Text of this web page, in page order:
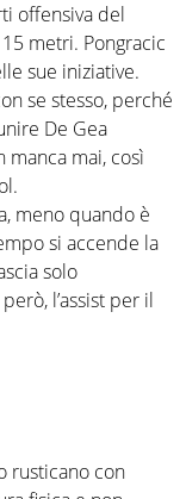
offensiva del
metri. Pongracic
sue iniziative.
se stesso, perché
De Gea
manca mai, così
meno quando è
si accende la
solo
l’assist per il
rusticano con